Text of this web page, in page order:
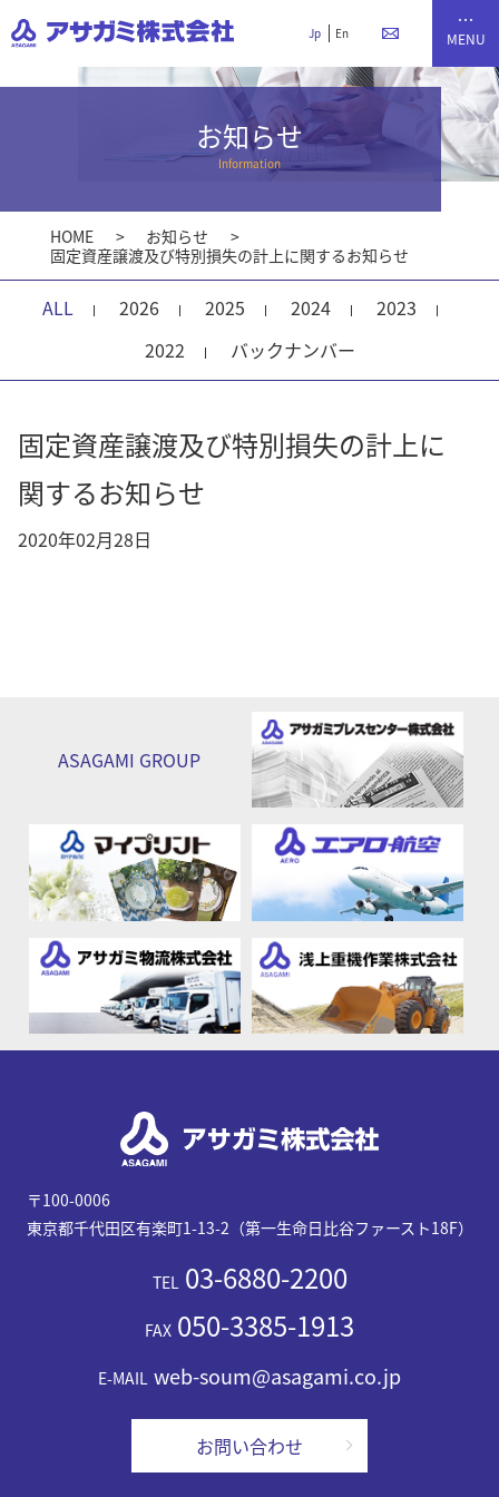
Jp En
お知らせ
Information
HOME
お知らせ
固定資産譲渡及び特別損失の計上に関するお知らせ
ALL 2026 2025 2024
2023
2022
バックナンバー
固定資産譲渡及び特別損失の計上に
関するお知らせ
2020年02月28日
ASAGAMI GROUP
〒100-0006
東京都千代田区有楽町1-13-2（第一生命日比谷ファースト18F）
TEL 03-6880-2200
FAX 050-3385-1913
E-MAIL web-soum@asagami.co.jp
お問い合わせ